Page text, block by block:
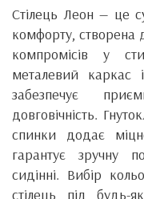
Стілець Леон — це
комфорту, створена
компромісів у
металевий
забезпечує
довговічність.
спинки додає
гарантує зручну
сидінні. Вибір
стілець під будь-